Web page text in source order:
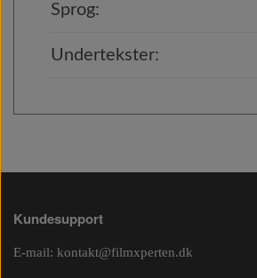
Sprog:
Undertekster:
Kundesupport
E-mail: kontakt@filmxperten.dk